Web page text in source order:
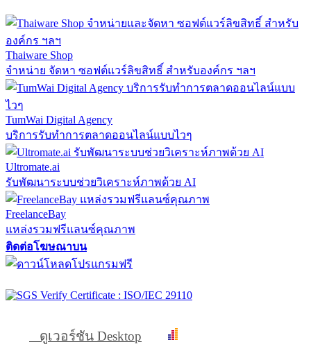
Thaiware Shop
จำหน่าย จัดหา ซอฟต์แวร์ลิขสิทธิ์ สำหรับองค์กร ฯลฯ
TumWai Digital Agency
บริการรับทำการตลาดออนไลน์แบบไวๆ
Ultromate.ai
รับพัฒนาระบบช่วยวิเคราะห์ภาพด้วย AI
FreelanceBay
แหล่งรวมฟรีแลนซ์คุณภาพ
ติดต่อโฆษณาบน
ดูเวอร์ชัน Desktop